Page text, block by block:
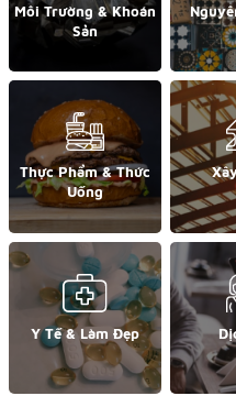
Môi Trường & Khoán
Sản
Thực Phẩm & Thức
Uống
Y Tế & Làm Đẹp